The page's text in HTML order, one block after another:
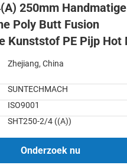
250mm Handmatige
Poly Butt Fusion
Kunststof PE Pijp Hot
Zhejiang, China
SUNTECHMACH
ISO9001
SHT250-2/4 ((A))
Onderzoek nu